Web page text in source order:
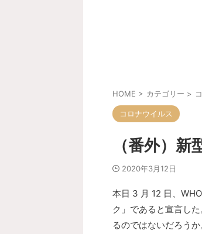
HOME > カテゴリー >
コロナウイルス
（番外）
2020年3月12日
本日 3 月 12 日、
ク」であると宣言し
るのではないだろう